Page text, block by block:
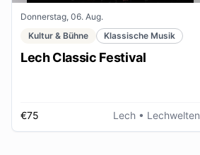
Donnerstag, 06. Aug.
Kultur & Bühne
Klassische Musik
Lech Classic Festival
€75 Lech • Lechwelten